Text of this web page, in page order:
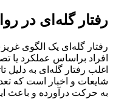
رفتار گله‌ای در
رفتار گله‌ای یک الگوی
افراد براساس عملکرد یا
اغلب رفتار گله‌ای به دلیل
شایعات و اخبار است که
به حرکت درآورده و باعث